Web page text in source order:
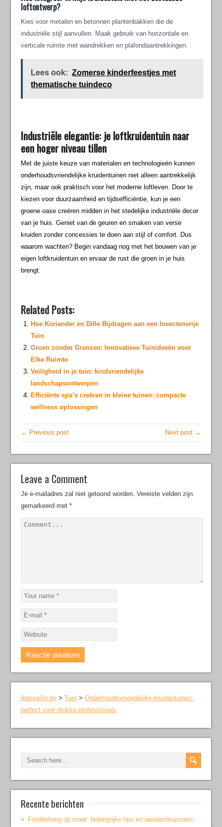
loftontwerp?
Kies voor metalen en betonnen plantenbakken die de
industriële stijl aanvullen. Maak gebruik van horizontale en
verticale ruimte met wandrekken en plafondaantrekkingen.
Lees ook: Zomerse kinderfeestjes met
thematische tuindeco
Industriële elegantie: je loftkruidentuin naar
een hoger niveau tillen
Met de juiste keuze van materialen en technologieën kunnen
onderhoudsvriendelijke kruidentuinen niet alleen aantrekkelijk
zijn, maar ook praktisch voor het moderne loftleven. Door te
kiezen voor duurzaamheid en tijdsefficiëntie, kun je een
groene oase creëren midden in het stedelijke industriële decor
van je huis. Geniet van de geuren en smaken van verse
kruiden zonder concessies te doen aan stijl of comfort. Dus
waarom wachten? Begin vandaag nog met het bouwen van je
eigen loftkruidentuin en ervaar de rust die groen in je huis
brengt.
Related Posts:
Hoe Koriander en Dille Bijdragen aan een Insectenvrije
Tuin
Groen zonder Grenzen: Innovatieve Tuinideeën voor
Elke Ruimte
Veiligheid in je tuin: kindvriendelijke
landschapsontwerpen
Efficiënte spa’s creëren in kleine tuinen: compacte
wellness oplossingen
← Previous post Next post →
Leave a Comment
Je e-mailadres zal niet getoond worden. Vereiste velden zijn
gemarkeerd met*
ikbeveilig.be >Tuin >Onderhoudsvriendelijke kruidentuinen:
perfect voor drukke professionals
Recente berichten
Fotobehang op maat: belangrijke tips en aandachtspunten